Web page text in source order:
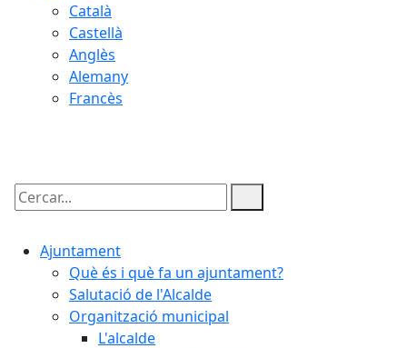
Català
Castellà
Anglès
Alemany
Francès
Cercar:
Ajuntament
Què és i què fa un ajuntament?
Salutació de l'Alcalde
Organització municipal
L'alcalde